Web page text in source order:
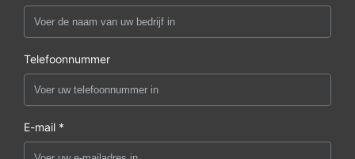
Telefoonnummer
E-mail *